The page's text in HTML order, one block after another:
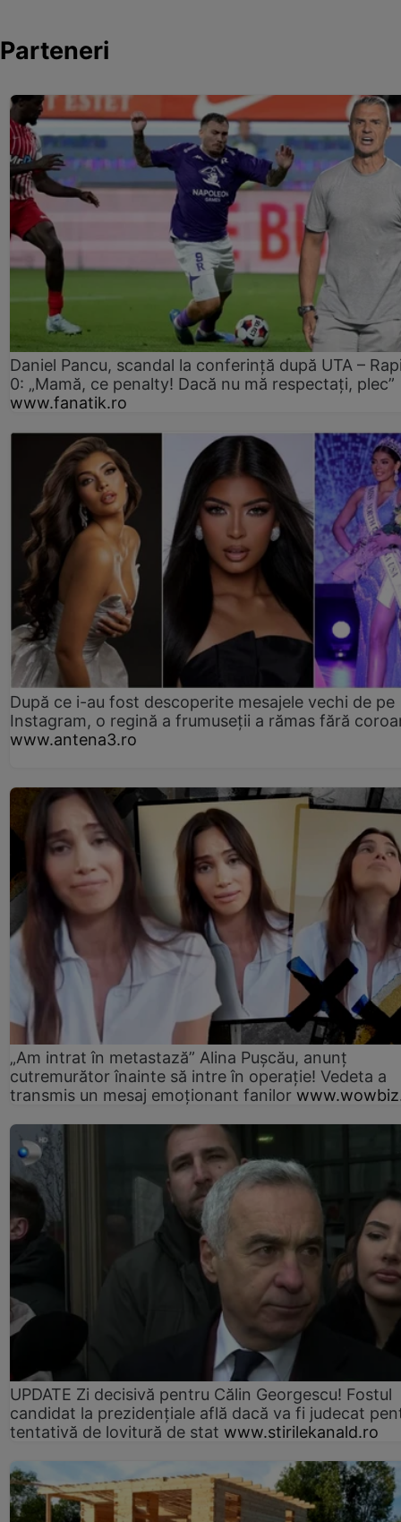
Parteneri
Daniel Pancu, scandal la conferință după UTA –
0: „Mamă, ce penalty! Dacă nu mă respectați, plec”
www.fanatik.ro
După ce i-au fost descoperite mesajele vechi de pe
Instagram, o regină a frumuseții a rămas fără
www.antena3.ro
„Am intrat în metastază” Alina Pușcău, anunț
cutremurător înainte să intre în operație! Vedeta a
transmis un mesaj emoționant fanilor
UPDATE Zi decisivă pentru Călin Georgescu! Fostul
candidat la prezidențiale află dacă va fi judecat
tentativă de lovitură de stat www.stirilekanald.ro